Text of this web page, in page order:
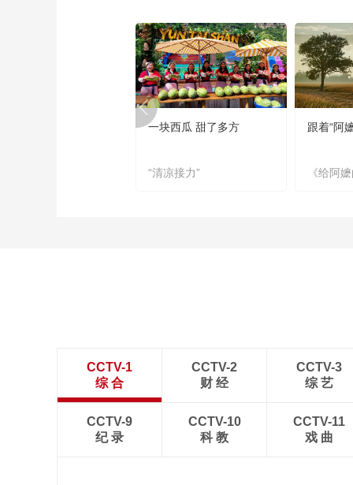
一块西瓜 甜了多方
“清凉接力”
跟着“阿
《给阿
CCTV-1
综 合
CCTV-2
财 经
CCTV-3
综 艺
CCTV-9
纪 录
CCTV-10
科 教
CCTV-11
戏 曲